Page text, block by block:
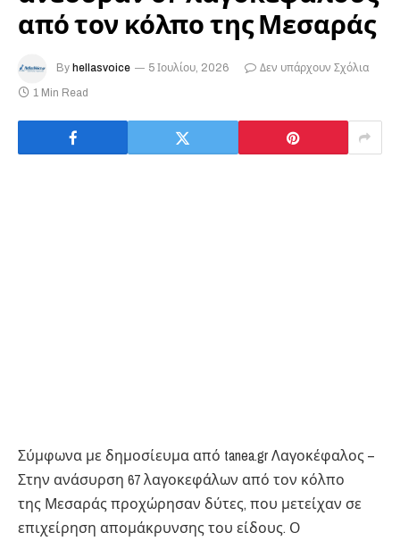
από τον κόλπο της Μεσαράς
By hellasvoice 5 Ιουλίου, 2026
Δεν υπάρχουν Σχόλια
1 Min Read
Σύμφωνα με δημοσίευμα από tanea.gr Λαγοκέφαλος –
Στην ανάσυρση 67 λαγοκεφάλων από τον κόλπο
της Μεσαράς προχώρησαν δύτες, που μετείχαν σε
επιχείρηση απομάκρυνσης του είδους. Ο